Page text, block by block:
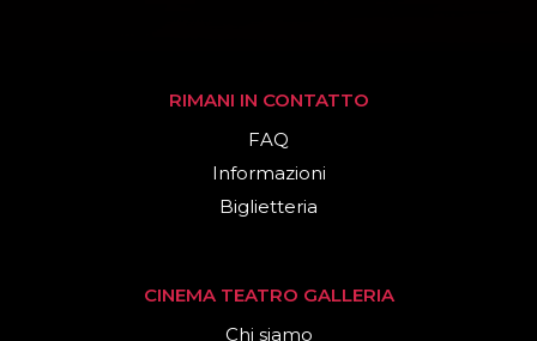
RIMANI IN CONTATTO
FAQ
Informazioni
Biglietteria
CINEMA TEATRO GALLERIA
Chi siamo